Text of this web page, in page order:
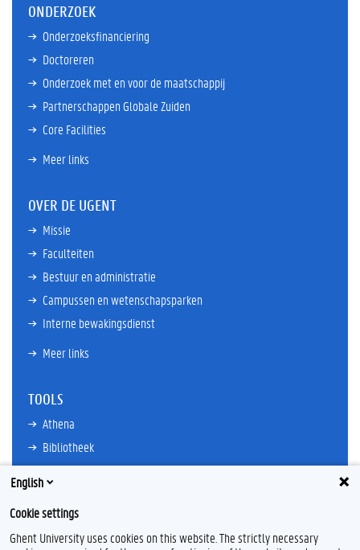
ONDERZOEK
Onderzoeksfinanciering
Doctoreren
Onderzoek met en voor de maatschappij
Partnerschappen Globale Zuiden
Core Facilities
Meer links
OVER DE UGENT
Missie
Faculteiten
Bestuur en administratie
Campussen en wetenschapsparken
Interne bewakingsdienst
Meer links
TOOLS
Athena
Bibliotheek
TimeEdit
Ufora
Oasis
English
Cookie settings
Ghent University uses cookies on this website. The strictly necessary